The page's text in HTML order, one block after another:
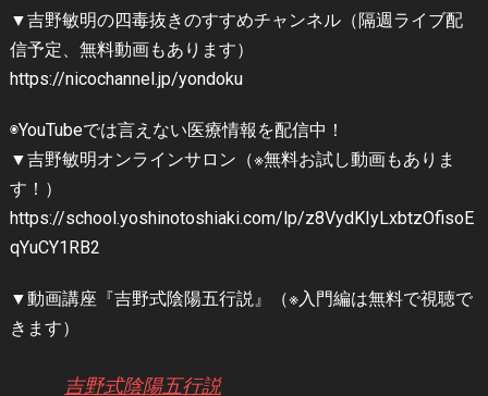
▼吉野敏明の四毒抜きのすすめチャンネル（隔週ライブ配
信予定、無料動画もあります）
⁦https://nicochannel.jp/yondoku
◉YouTubeでは言えない医療情報を配信中！
▼吉野敏明オンラインサロン（※無料お試し動画もありま
す！）
https://school.yoshinotoshiaki.com/lp/z8VydKIyLxbtzOfisoE
qYuCY1RB2
▼動画講座『吉野式陰陽五行説』（※入門編は無料で視聴で
きます）
吉野式陰陽五行説